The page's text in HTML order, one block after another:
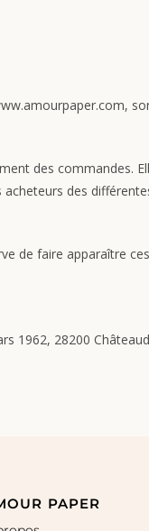
des commandes.
des
de faire apparaître
1962, 28200
PAPER